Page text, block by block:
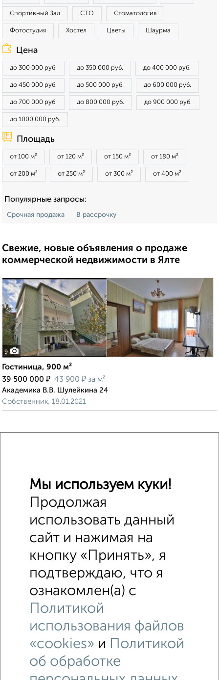
Спортивный Зал СТО Стоматология
Фотостудия Хостел Цветы Шаурма
Цена
до 300 000 руб. до 350 000 руб. до 400 000 руб.
до 450 000 руб. до 500 000 руб. до 600 000 руб.
до 700 000 руб. до 800 000 руб. до 900 000 руб.
до 1000 000 руб.
Площадь
от 100 м² от 120 м² от 150 м² от 180 м²
от 200 м² от 250 м² от 300 м² от 400 м²
Популярные запросы:
Срочная продажа В рассрочку
Свежие, новые объявления о продаже
коммерческой недвижимости в Ялте
9
Гостиница, 900 м²
39 500 000 ₽ 43 900 ₽ за м²
Академика В.В. Шулейкина 24
Собственник, 18.01.2021
Мы используем куки!
Продолжая
использовать данный
сайт и нажимая на
кнопку «Принять», я
подтверждаю, что я
ознакомлен(а) с
Политикой
использования файлов
«cookies» и Политикой
об обработке